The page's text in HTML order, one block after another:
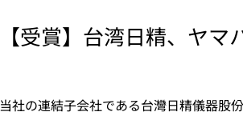
【受賞】台湾日精、ヤ
当社の連結子会社である台灣日精儀器股